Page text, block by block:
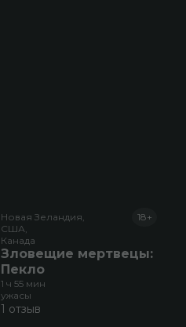
Новая Зеландия,
США,
Канада
Зловещие мертвецы:
Пекло
18+
1 ч 55 мин
ужасы
1 отзыв